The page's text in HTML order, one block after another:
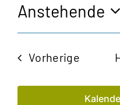
Anstehende
Datum
Vorherige